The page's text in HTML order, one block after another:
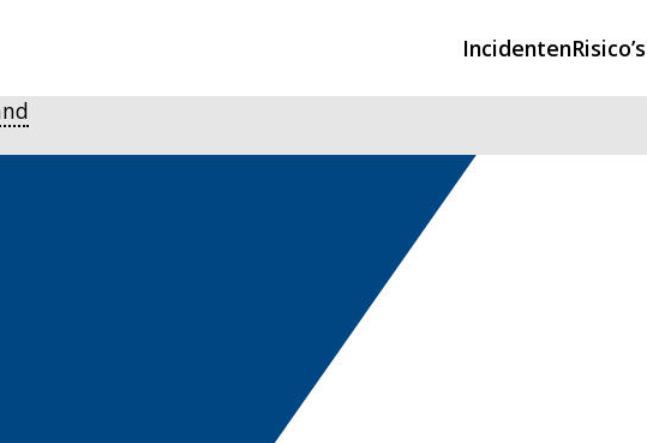
Incidenten
Hulpdiensten nodig?
CIN-meldingen
Risico’s